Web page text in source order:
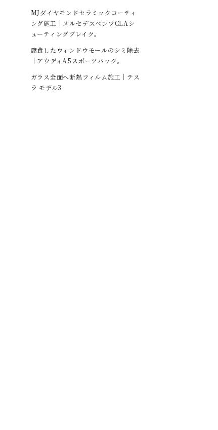
MJダイヤモンドセラミックコーティ
ング施工｜メルセデスベンツCLAシ
ューティングブレイク。
腐食したウィンドウモールのシミ除去
｜アウディA5スポーツバック。
ガラス全面へ断熱フィルム施工｜テス
ラ モデル3